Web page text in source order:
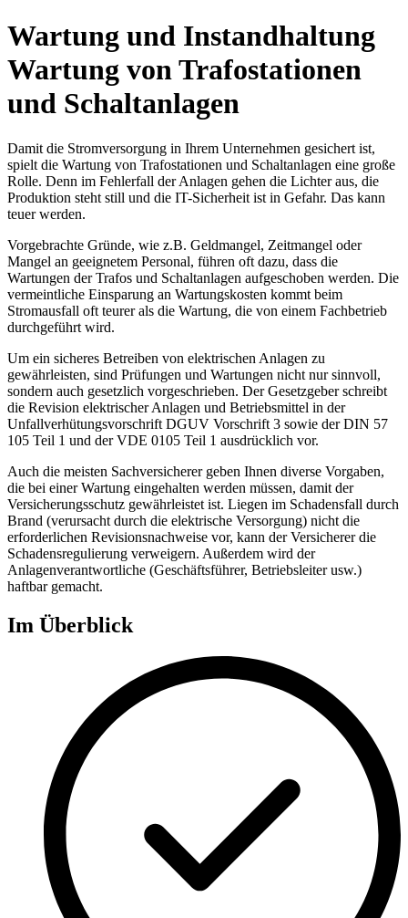
Wartung und Instandhaltung
Wartung von Trafostationen
und Schaltanlagen
Damit die Stromversorgung in Ihrem Unternehmen gesichert ist,
spielt die Wartung von Trafostationen und Schaltanlagen eine große
Rolle. Denn im Fehlerfall der Anlagen gehen die Lichter aus, die
Produktion steht still und die IT-Sicherheit ist in Gefahr. Das kann
teuer werden.
Vorgebrachte Gründe, wie z.B. Geldmangel, Zeitmangel oder
Mangel an geeignetem Personal, führen oft dazu, dass die
Wartungen der Trafos und Schaltanlagen aufgeschoben werden. Die
vermeintliche Einsparung an Wartungskosten kommt beim
Stromausfall oft teurer als die Wartung, die von einem Fachbetrieb
durchgeführt wird.
Um ein sicheres Betreiben von elektrischen Anlagen zu
gewährleisten, sind Prüfungen und Wartungen nicht nur sinnvoll,
sondern auch gesetzlich vorgeschrieben. Der Gesetzgeber schreibt
die Revision elektrischer Anlagen und Betriebsmittel in der
Unfallverhütungsvorschrift DGUV Vorschrift 3 sowie der DIN 57
105 Teil 1 und der VDE 0105 Teil 1 ausdrücklich vor.
Auch die meisten Sachversicherer geben Ihnen diverse Vorgaben,
die bei einer Wartung eingehalten werden müssen, damit der
Versicherungsschutz gewährleistet ist. Liegen im Schadensfall durch
Brand (verursacht durch die elektrische Versorgung) nicht die
erforderlichen Revisionsnachweise vor, kann der Versicherer die
Schadensregulierung verweigern. Außerdem wird der
Anlagenverantwortliche (Geschäftsführer, Betriebsleiter usw.)
haftbar gemacht.
Im Überblick